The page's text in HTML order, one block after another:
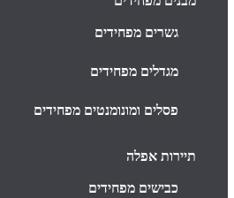
גשרים מפחידים
מגדלים מפחידים
פסלים ומונומנטים מפחידים
תיירות אפלה
כבישים מפחידים